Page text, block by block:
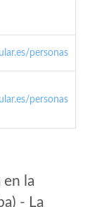
personas
personas
en la
- La